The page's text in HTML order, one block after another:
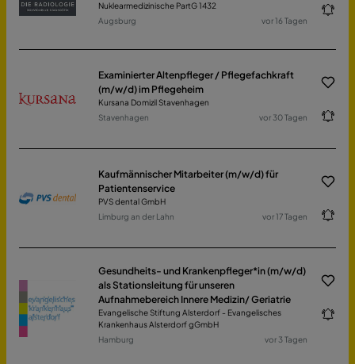
Nuklearmedizinische PartG 1432
Augsburg
vor 16 Tagen
Examinierter Altenpfleger / Pflegefachkraft
(m/w/d) im Pflegeheim
Kursana Domizil Stavenhagen
Stavenhagen
vor 30 Tagen
Kaufmännischer Mitarbeiter (m/w/d) für
Patientenservice
PVS dental GmbH
Limburg an der Lahn
vor 17 Tagen
Gesundheits- und Krankenpfleger*in (m/w/d)
als Stationsleitung für unseren
Aufnahmebereich Innere Medizin/ Geriatrie
Evangelische Stiftung Alsterdorf - Evangelisches
Krankenhaus Alsterdorf gGmbH
Hamburg
vor 3 Tagen